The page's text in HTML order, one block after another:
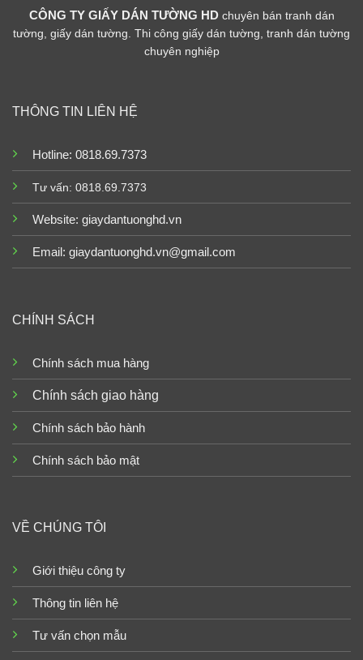
CÔNG TY GIẤY DÁN TƯỜNG HD chuyên bán tranh dán
tường, giấy dán tường. Thi công giấy dán tường, tranh dán tường
chuyên nghiệp
THÔNG TIN LIÊN HỆ
Hotline: 0818.69.7373
Tư vấn: 0818.69.7373
Website: giaydantuonghd.vn
Email: giaydantuonghd.vn@gmail.com
CHÍNH SÁCH
Chính sách mua hàng
Chính sách giao hàng
Chính sách bảo hành
Chính sách bảo mật
VỀ CHÚNG TÔI
Giới thiệu công ty
Thông tin liên hệ
Tư vấn chọn mẫu